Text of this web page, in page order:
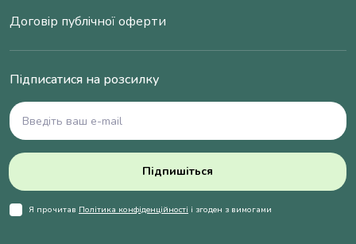
Договір публічної оферти
Підписатися на розсилку
Підпишіться
Я прочитав Політика конфіденційності і згоден з вимогами